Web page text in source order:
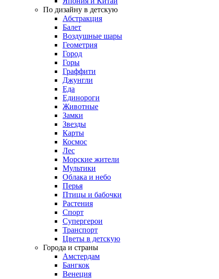
По дизайну в детскую
Абстракция
Балет
Воздушные шары
Геометрия
Город
Горы
Граффити
Джунгли
Еда
Единороги
Животные
Замки
Звезды
Карты
Космос
Лес
Морские жители
Мультики
Облака и небо
Перья
Птицы и бабочки
Растения
Спорт
Супергерои
Транспорт
Цветы в детскую
Города и страны
Амстердам
Бангкок
Венеция